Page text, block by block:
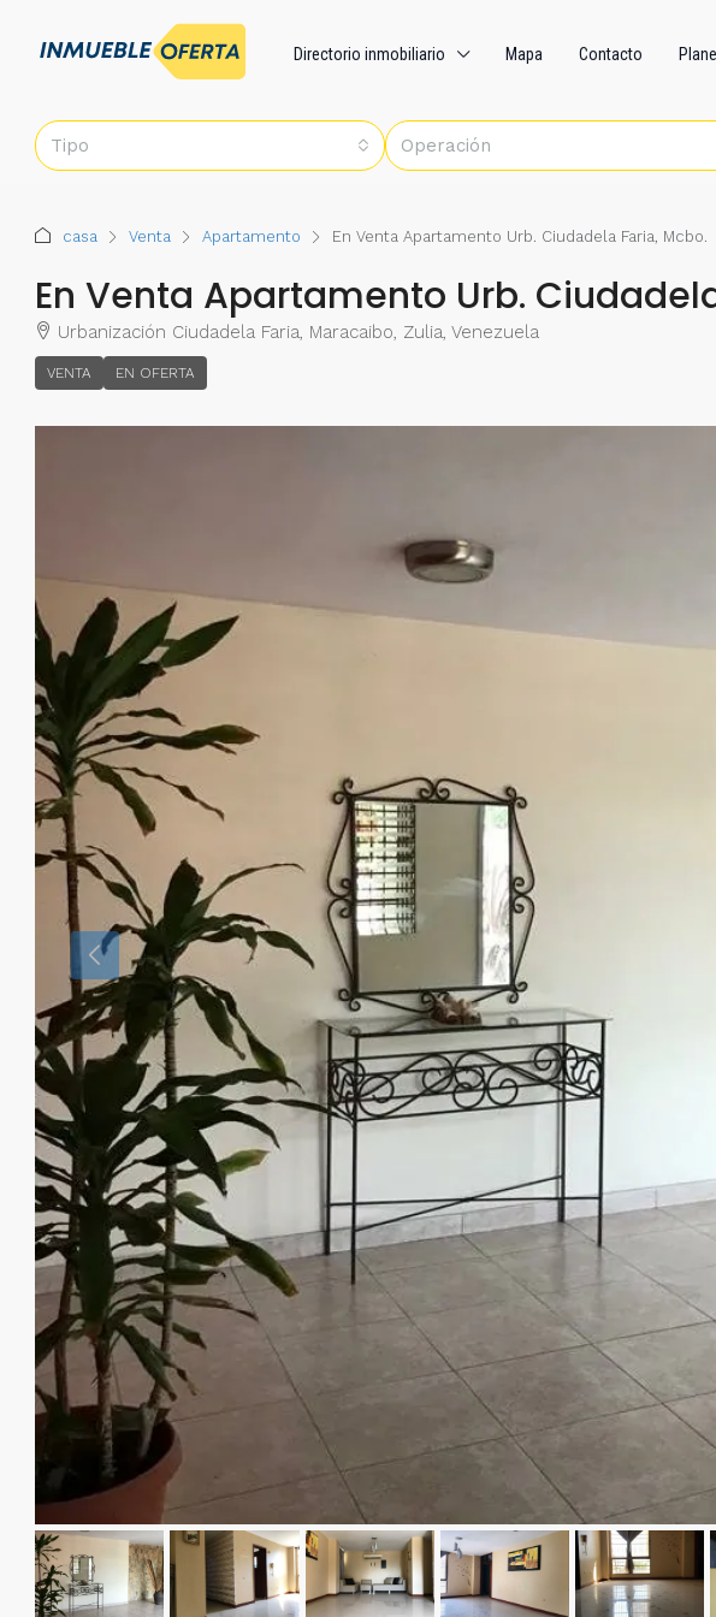
Directorio inmobiliario Mapa Contacto
Tipo Operación
casa Venta Apartamento En Venta Apartamento Urb. Ciudadela Faria, Mcbo.
En Venta Apartamento Urb.
Urbanización Ciudadela Faria, Maracaibo, Zulia, Venezuela
VENTA EN OFERTA
$750/mes